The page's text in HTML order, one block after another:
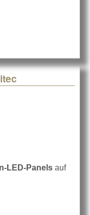
LED-Panels auf